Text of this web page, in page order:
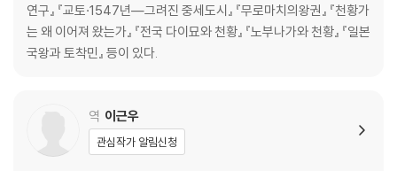
연구』 『교토·1547년―그려진 중세도시』 『무로마치의왕권』 『천황가
는 왜 이어져 왔는가』 『전국 다이묘와 천황』 『노부나가와 천황』 『일본
국왕과 토착민』 등이 있다.
역 이근우
관심작가 알림신청